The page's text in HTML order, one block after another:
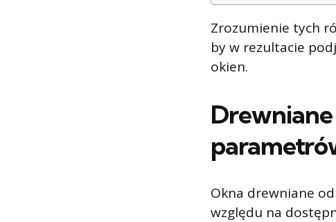
Zrozumienie tych
by w rezultacie
okien.
Okna drewniane
względu na